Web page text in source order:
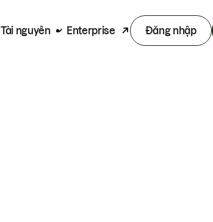
Tài nguyên Enterprise Đăng nhập